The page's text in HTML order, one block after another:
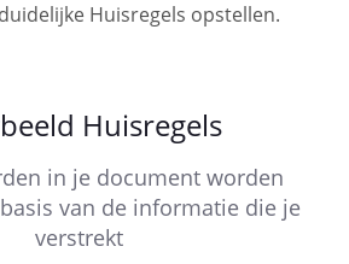
Huisregels opstellen.
Huisregels
in je document worden
van de informatie die je
verstrekt